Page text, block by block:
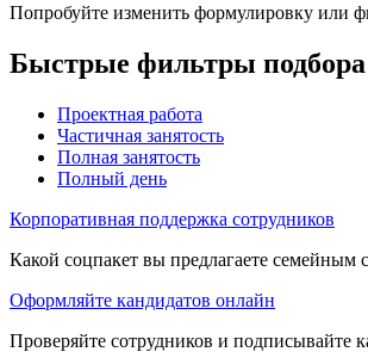
Попробуйте изменить формулировку или
Быстрые фильтры
Проектная работа
Частичная занятость
Полная занятость
Полный день
Корпоративная поддержка сотрудников
Какой соцпакет вы предлагаете семейным
Оформляйте кандидатов онлайн
Проверяйте сотрудников и подписывайте